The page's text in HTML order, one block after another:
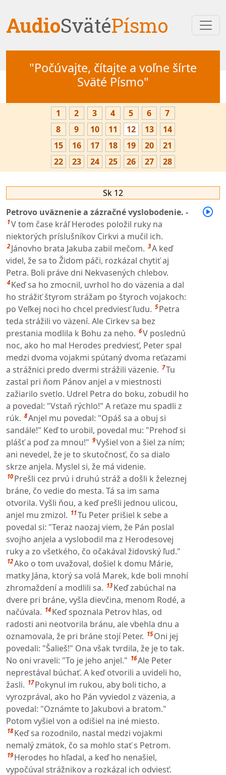
AudioSvätéPísmo
"Počúvajte, čítajte a voľne šírte
Sväté Písmo"
1 2 3 4 5 6
7
8
9 10 11 12 13
14
15
16 17 18 19 20
21
22
23 24 25 26 27 28
Sk 12
Petrovo uväznenie a zázračné vyslobodenie. -
1V tom čase kráľ Herodes položil ruky na
niektorých príslušníkov Cirkvi a mučil ich.
2 Jánovho brata Jakuba zabil mečom. 3A keď
videl, že sa to Židom páči, rozkázal chytiť aj
Petra. Boli práve dni Nekvasených chlebov.
4 Keď sa ho zmocnil, uvrhol ho do väzenia a dal
ho strážiť štyrom strážam po štyroch vojakoch:
po Veľkej noci ho chcel predviesť ľudu. 5 Petra
teda strážili vo väzení. Ale Cirkev sa bez
prestania modlila k Bohu za neho. 6V poslednú
noc, ako ho mal Herodes predviesť, Peter spal
medzi dvoma vojakmi spútaný dvoma reťazami
a strážnici predo dvermi strážili väzenie. 7Tu
zastal pri ňom Pánov anjel a v miestnosti
zažiarilo svetlo. Udrel Petra do boku, zobudil ho
a povedal: "Vstaň rýchlo!" A reťaze mu spadli z
rúk. 8Anjel mu povedal: "Opáš sa a obuj si
sandále!" Keď to urobil, povedal mu: "Prehoď si
plášť a poď za mnou!" 9Vyšiel von a šiel za ním;
ani nevedel, že je to skutočnosť, čo sa dialo
skrze anjela. Myslel si, že má videnie.
10 Prešli cez prvú i druhú stráž a došli k železnej
bráne, čo vedie do mesta. Tá sa im sama
otvorila. Vyšli ňou, a keď prešli jednou ulicou,
anjel mu zmizol. 11Tu Peter prišiel k sebe a
povedal si: "Teraz naozaj viem, že Pán poslal
svojho anjela a vyslobodil ma z Herodesovej
ruky a zo všetkého, čo očakával židovský ľud."
12Ako o tom uvažoval, došiel k domu Márie,
matky Jána, ktorý sa volá Marek, kde boli mnohí
zhromaždení a modlili sa. 13 Keď zabúchal na
dvere pri bráne, vyšla dievčina, menom Rodé, a
načúvala. 14 Keď spoznala Petrov hlas, od
radosti ani neotvorila bránu, ale vbehla dnu a
oznamovala, že pri bráne stojí Peter. 15 Oni jej
povedali: "Šalieš!" Ona však tvrdila, že je to tak.
No oni vraveli: "To je jeho anjel." 16Ale Peter
neprestával búchať. A keď otvorili a uvideli ho,
žasli. 17 Pokynul im rukou, aby boli ticho, a
vyrozprával, ako ho Pán vyviedol z väzenia, a
povedal: "Oznámte to Jakubovi a bratom."
Potom vyšiel von a odišiel na iné miesto.
18 Keď sa rozodnilo, nastal medzi vojakmi
nemalý zmätok, čo sa mohlo stať s Petrom.
19 Herodes ho hľadal, a keď ho nenašiel,
vypočúval strážnikov a rozkázal ich odviesť.